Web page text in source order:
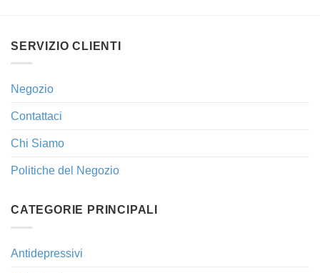
SERVIZIO CLIENTI
Negozio
Contattaci
Chi Siamo
Politiche del Negozio
CATEGORIE PRINCIPALI
Antidepressivi